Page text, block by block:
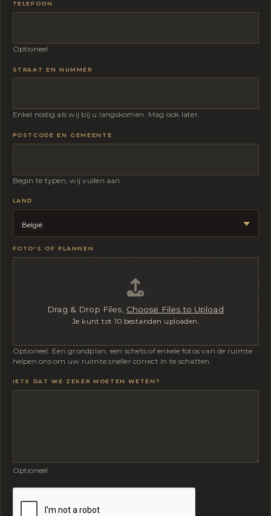
TELEFOON
Optioneel
STRAAT EN NUMMER
Enkel nodig als wij bij u langskomen. Mag ook later.
POSTCODE EN GEMEENTE
Begin te typen, wij vullen aan.
LAND
GAAT
NAAM
FOTO'S OF PLANNEN
Drag & Drop Files, Choose Files to Upload
Je kunt tot 10 bestanden uploaden.
Optioneel. Een grondplan, een schets of enkele fotos van de ruimte
helpen ons om uw ruimte sneller correct in te schatten.
IETS DAT WE ZEKER MOETEN WETEN?
Optioneel.